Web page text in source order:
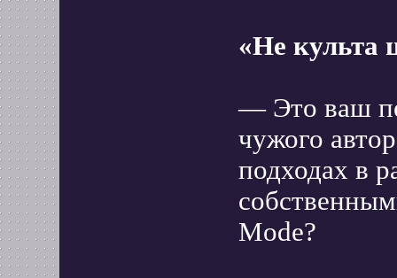
«Не культа
— Это ваш
чужого
подходах в
Mode?